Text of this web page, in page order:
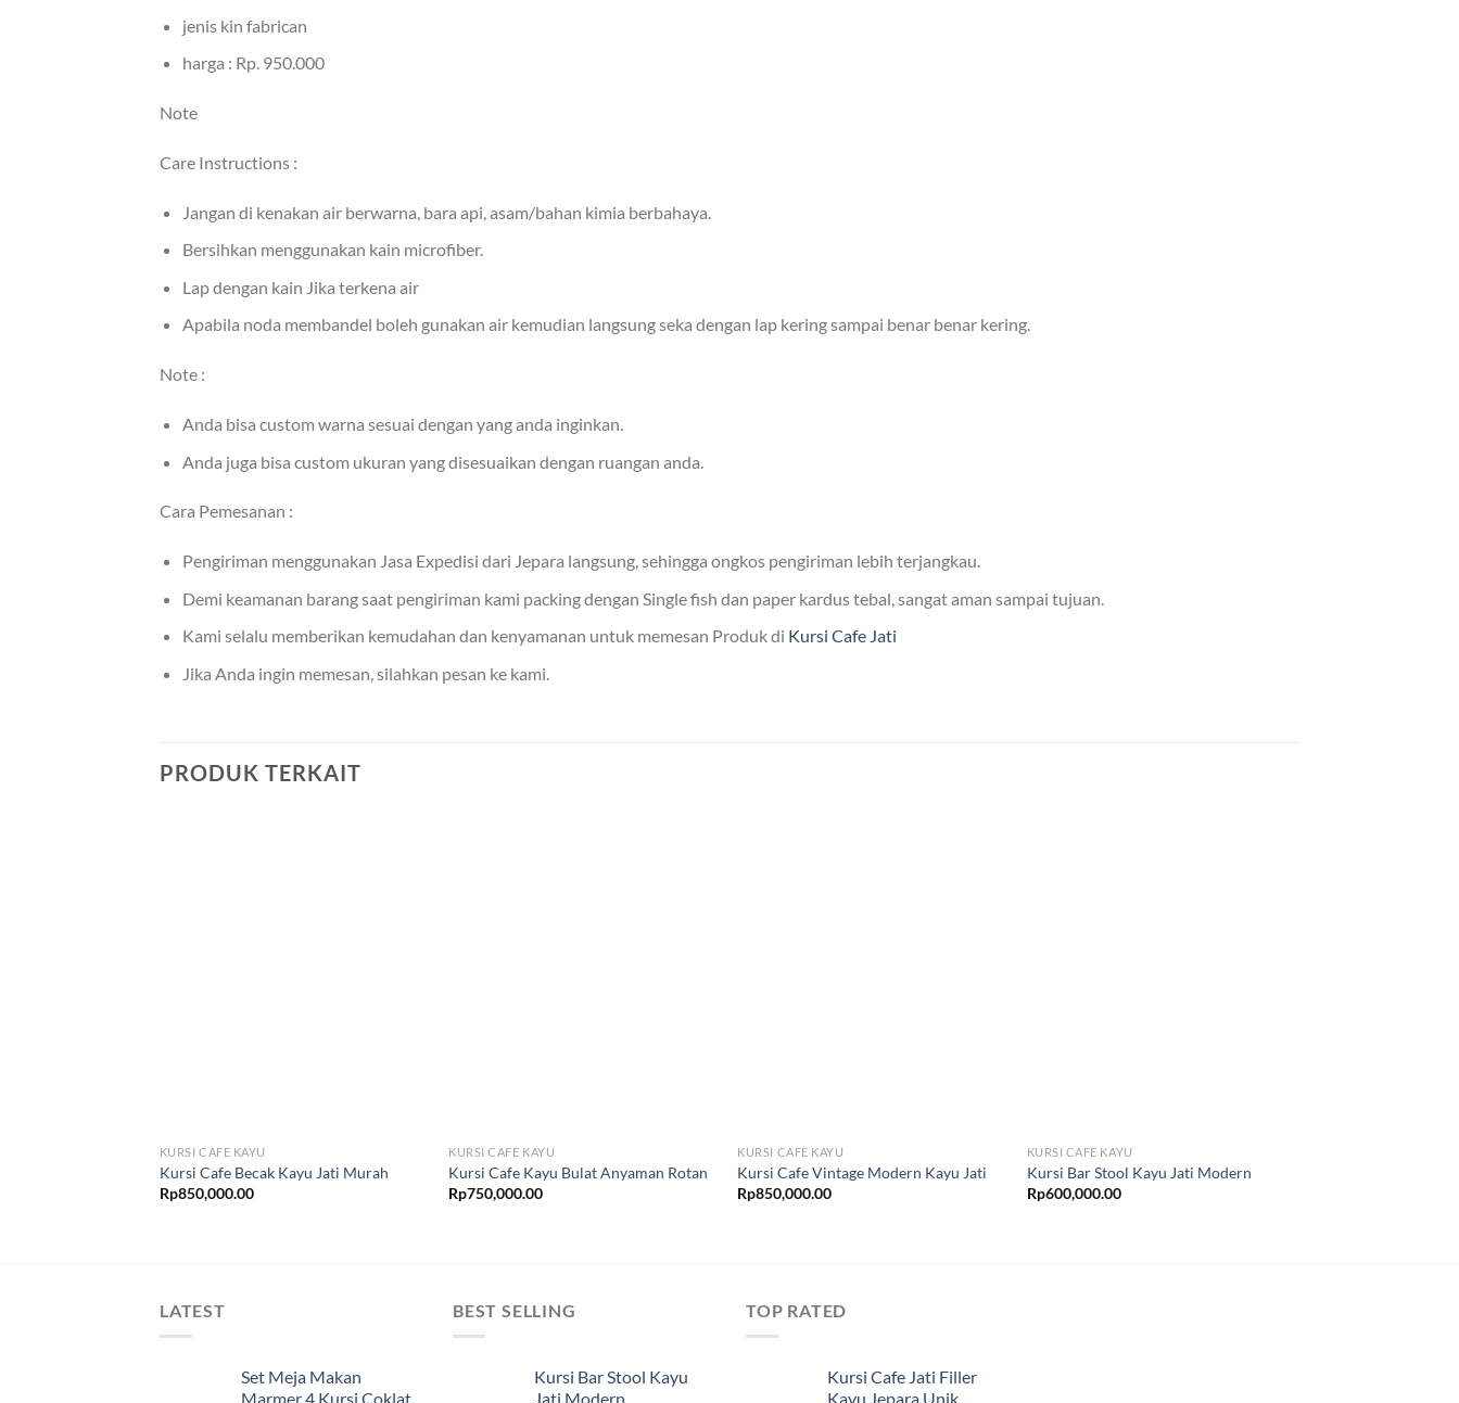
jenis kin fabrican
harga : Rp. 950.000
Note
Care Instructions :
Jangan di kenakan air berwarna, bara api, asam/bahan kimia berbahaya.
Bersihkan menggunakan kain microfiber.
Lap dengan kain Jika terkena air
Apabila noda membandel boleh gunakan air kemudian langsung seka dengan lap kering sampai benar benar kering.
Note :
Anda bisa custom warna sesuai dengan yang anda inginkan.
Anda juga bisa custom ukuran yang disesuaikan dengan ruangan anda.
Cara Pemesanan :
Pengiriman menggunakan Jasa Expedisi dari Jepara langsung, sehingga ongkos pengiriman lebih terjangkau.
Demi keamanan barang saat pengiriman kami packing dengan Single fish dan paper kardus tebal, sangat aman sampai tujuan.
Kami selalu memberikan kemudahan dan kenyamanan untuk memesan Produk di Kursi Cafe Jati
Jika Anda ingin memesan, silahkan pesan ke kami.
PRODUK TERKAIT
KURSI CAFE KAYU
Kursi Cafe Becak Kayu Jati Murah
Rp850,000.00
KURSI CAFE KAYU
Kursi Cafe Kayu Bulat Anyaman Rotan
Rp750,000.00
KURSI CAFE KAYU
Kursi Cafe Vintage Modern Kayu Jati
Rp850,000.00
KURSI CAFE KAYU
Kursi Bar Stool Kayu Jati Modern
Rp600,000.00
LATEST
Set Meja Makan
Marmer 4 Kursi Coklat
BEST SELLING
Kursi Bar Stool Kayu
Jati Modern
TOP RATED
Kursi Cafe Jati Filler
Kayu Jepara Unik